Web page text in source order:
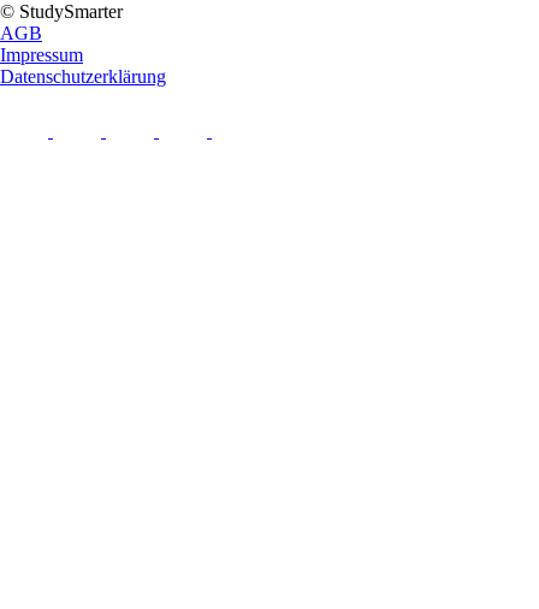
© StudySmarter
AGB
Impressum
Datenschutzerklärung